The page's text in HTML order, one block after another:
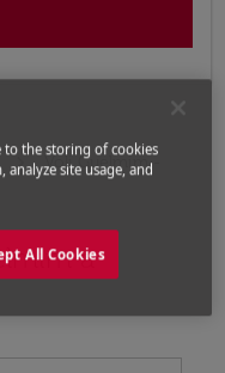
Voli Guelmim -
a
(origine e/o
to the storing of cookies
site usage, and
All Cookies